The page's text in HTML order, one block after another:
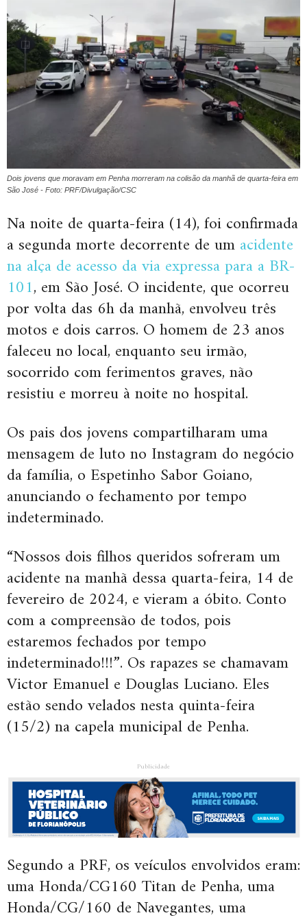
Dois jovens que moravam em Penha morreram na colisão da manhã de quarta-feira em
São José - Foto: PRF/Divulgação/CSC
Na noite de quarta-feira (14), foi confirmada
a segunda morte decorrente de umacidente
na alça de acesso da via expressa para a BR-
101, em São José. O incidente, que ocorreu
por volta das 6h da manhã, envolveu três
motos e dois carros. O homem de 23 anos
faleceu no local, enquanto seu irmão,
socorrido com ferimentos graves, não
resistiu e morreu à noite no hospital.
Os pais dos jovens compartilharam uma
mensagem de luto no Instagram do negócio
da família, o Espetinho Sabor Goiano,
anunciando o fechamento por tempo
indeterminado.
“Nossos dois filhos queridos sofreram um
acidente na manhã dessa quarta-feira, 14 de
fevereiro de 2024, e vieram a óbito. Conto
com a compreensão de todos, pois
estaremos fechados por tempo
indeterminado!!!”. Os rapazes se chamavam
Victor Emanuel e Douglas Luciano. Eles
estão sendo velados nesta quinta-feira
(15/2) na capela municipal de Penha.
Publicidade
Segundo a PRF, os veículos envolvidos eram:
uma Honda/CG160 Titan de Penha, uma
Honda/CG/160 de Navegantes, uma